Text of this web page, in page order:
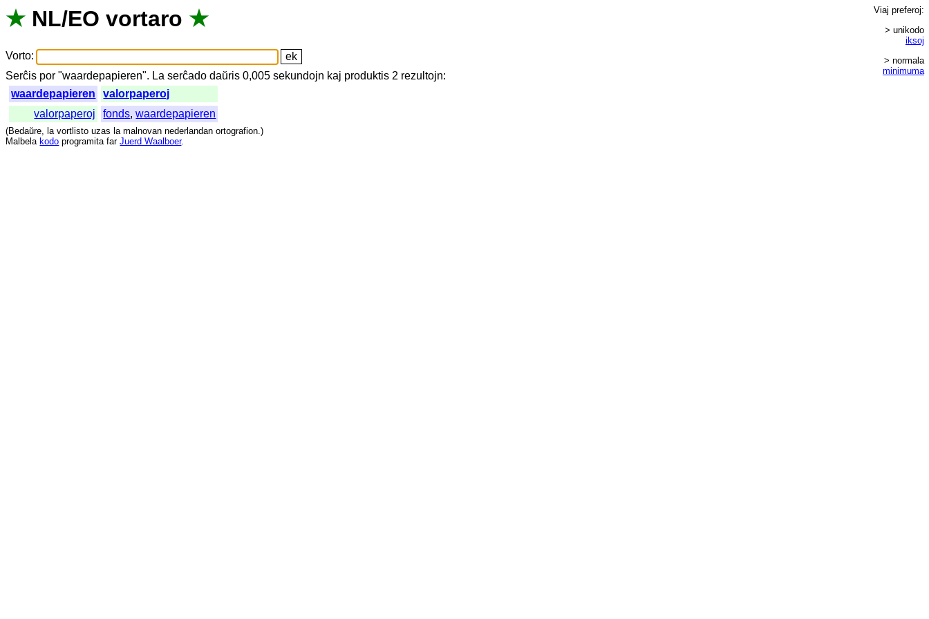
★ NL/EO vortaro ★
Vorto:
Serĉis por "waardepapieren". La serĉado daŭris 0,005sekundojn kaj produktis 2 rezultojn:
waardepapieren
valorpaperoj
valorpaperoj
fonds,waardepapieren
Viaj preferoj:
> unikodo
iksoj
> normala
minimuma
(Bedaŭre, la vortlisto uzas la malnovan nederlandan ortografion.)
Malbela kodo programita far Juerd Waalboer.